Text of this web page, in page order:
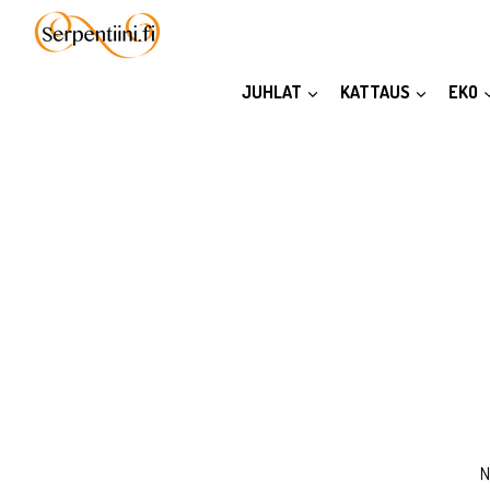
sisältöön
JUHLAT KATTAUS EKO